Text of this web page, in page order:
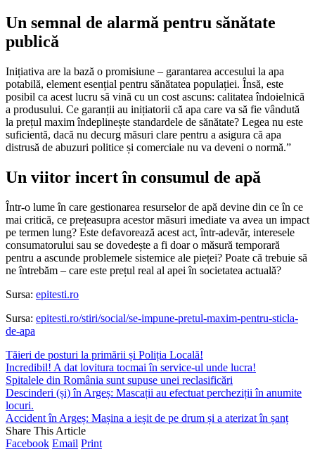
Un semnal de alarmă pentru sănătate
publică
Inițiativa are la bază o promisiune – garantarea accesului la apa
potabilă, element esențial pentru sănătatea populației. Însă, este
posibil ca acest lucru să vină cu un cost ascuns: calitatea îndoielnică
a produsului. Ce garanții au inițiatorii că apa care va să fie vândută
la prețul maxim îndeplinește standardele de sănătate? Legea nu este
suficientă, dacă nu decurg măsuri clare pentru a asigura că apa
distrusă de abuzuri politice și comerciale nu va deveni o normă.”
Un viitor incert în consumul de apă
Într-o lume în care gestionarea resurselor de apă devine din ce în ce
mai critică, ce prețeasupra acestor măsuri imediate va avea un impact
pe termen lung? Este defavorează acest act, într-adevăr, interesele
consumatorului sau se dovedește a fi doar o măsură temporară
pentru a ascunde problemele sistemice ale pieței? Poate că trebuie să
ne întrebăm – care este prețul real al apei în societatea actuală?
Sursa: epitesti.ro
Sursa: epitesti.ro/stiri/social/se-impune-pretul-maxim-pentru-sticla-
de-apa
Tăieri de posturi la primării și Poliția Locală!
Incredibil! A dat lovitura tocmai în service-ul unde lucra!
Spitalele din România sunt supuse unei reclasificări
Descinderi (și) în Argeș: Mascații au efectuat percheziții în anumite
locuri.
Accident în Argeș: Mașina a ieșit de pe drum și a aterizat în șanț
Share This Article
Facebook Email Print